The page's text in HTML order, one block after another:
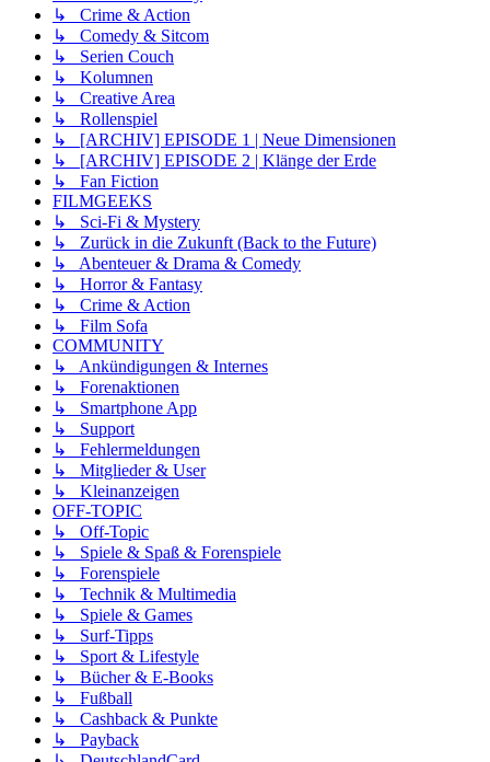
↳ Crime & Action
↳ Comedy & Sitcom
↳ Serien Couch
↳ Kolumnen
↳ Creative Area
↳ Rollenspiel
↳ [ARCHIV] EPISODE 1 | Neue Dimensionen
↳ [ARCHIV] EPISODE 2 | Klänge der Erde
↳ Fan Fiction
FILMGEEKS
↳ Sci-Fi & Mystery
↳ Zurück in die Zukunft (Back to the Future)
↳ Abenteuer & Drama & Comedy
↳ Horror & Fantasy
↳ Crime & Action
↳ Film Sofa
COMMUNITY
↳ Ankündigungen & Internes
↳ Forenaktionen
↳ Smartphone App
↳ Support
↳ Fehlermeldungen
↳ Mitglieder & User
↳ Kleinanzeigen
OFF-TOPIC
↳ Off-Topic
↳ Spiele & Spaß & Forenspiele
↳ Forenspiele
↳ Technik & Multimedia
↳ Spiele & Games
↳ Surf-Tipps
↳ Sport & Lifestyle
↳ Bücher & E-Books
↳ Fußball
↳ Cashback & Punkte
↳ Payback